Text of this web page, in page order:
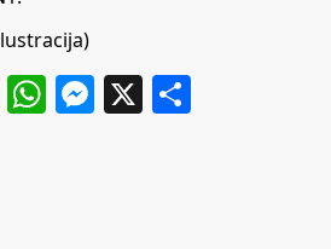
ViberWhatsApp
Messenger
X